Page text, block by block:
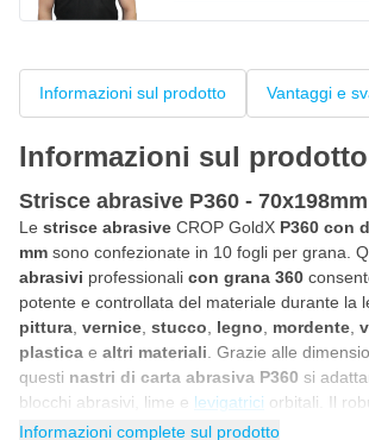
Informazioni sul prodotto Vantaggi e
Informazioni sul prodotto
Strisce abrasive P360 -
Le strisce abrasive CROP GoldX P360 con
mm sono confezionate in 10 fogli per grana.
abrasivi professionali con grana 360
potente e controllata del materiale durante la
pittura, vernice, stucco, legno, mordente,
plastica e altri materiali. Grazie alle
questi nastri di carta abrasiva P360 si
blocchi abrasivi, lime e levigatrici orbitali. Il
carta evita che la carta si strappi o si rompa e
Informazioni complete sul prodotto